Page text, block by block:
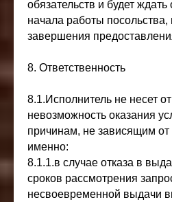
обязательств и будет
начала работы посольства,
завершения
8. Ответственность
8.1.Исполнитель не несет
невозможность оказания
причинам, не зависящим от
именно:
8.1.1.в случае отказа в
сроков рассмотрения
несвоевременной выдачи